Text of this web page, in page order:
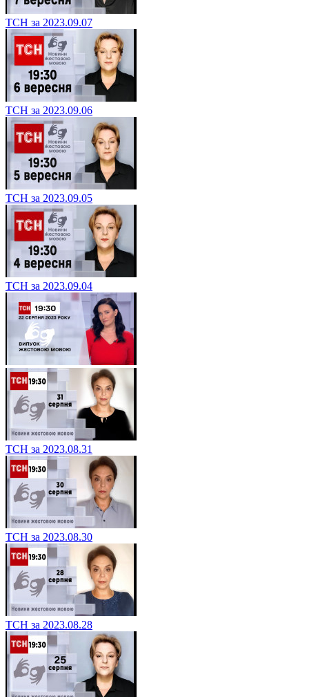
ТСН за 2023.09.07
ТСН за 2023.09.06
ТСН за 2023.09.05
ТСН за 2023.09.04
ТСН за 2023.08.31
ТСН за 2023.08.30
ТСН за 2023.08.28